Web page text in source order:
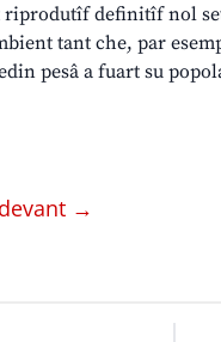
definitîf nol
tant che, par
pesâ a fuart su
→